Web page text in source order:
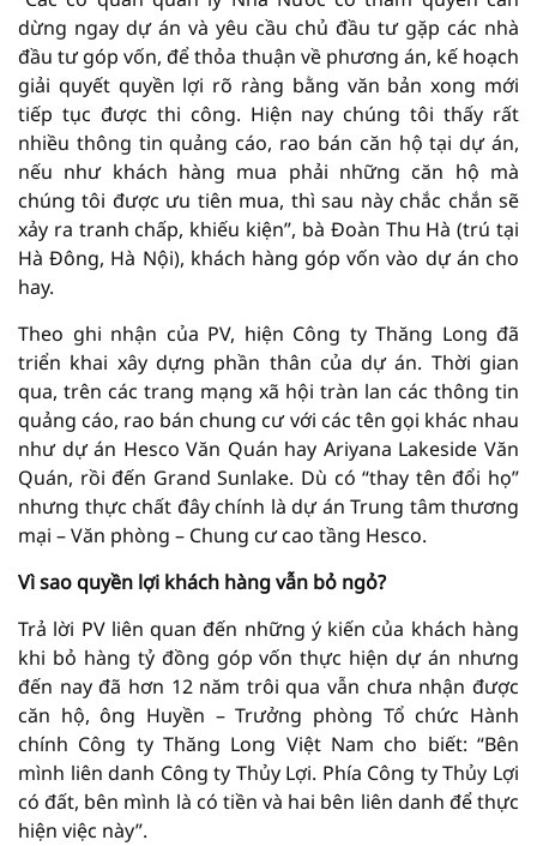
dừng ngay dự án và yêu cầu chủ đầu tư gặp các nhà
đầu tư góp vốn, để thỏa thuận về phương án, kế hoạch
giải quyết quyền lợi rõ ràng bằng văn bản xong mới
tiếp tục được thi công. Hiện nay chúng tôi thấy rất
nhiều thông tin quảng cáo, rao bán căn hộ tại dự án,
nếu như khách hàng mua phải những căn hộ mà
chúng tôi được ưu tiên mua, thì sau này chắc chắn sẽ
xảy ra tranh chấp, khiếu kiện”, bà Đoàn Thu Hà (trú tại
Hà Đông, Hà Nội), khách hàng góp vốn vào dự án cho
hay.
Theo ghi nhận của PV, hiện Công ty Thăng Long đã
triển khai xây dựng phần thân của dự án. Thời gian
qua, trên các trang mạng xã hội tràn lan các thông tin
quảng cáo, rao bán chung cư với các tên gọi khác nhau
như dự án Hesco Văn Quán hay Ariyana Lakeside Văn
Quán, rồi đến Grand Sunlake. Dù có “thay tên đổi họ”
nhưng thực chất đây chính là dự án Trung tâm thương
mại – Văn phòng – Chung cư cao tầng Hesco.
Vì sao quyền lợi khách hàng vẫn bỏ ngỏ?
Trả lời PV liên quan đến những ý kiến của khách hàng
khi bỏ hàng tỷ đồng góp vốn thực hiện dự án nhưng
đến nay đã hơn 12 năm trôi qua vẫn chưa nhận được
căn hộ, ông Huyền – Trưởng phòng Tổ chức Hành
chính Công ty Thăng Long Việt Nam cho biết: “Bên
mình liên danh Công ty Thủy Lợi. Phía Công ty Thủy Lợi
có đất, bên mình là có tiền và hai bên liên danh để thực
hiện việc này”.